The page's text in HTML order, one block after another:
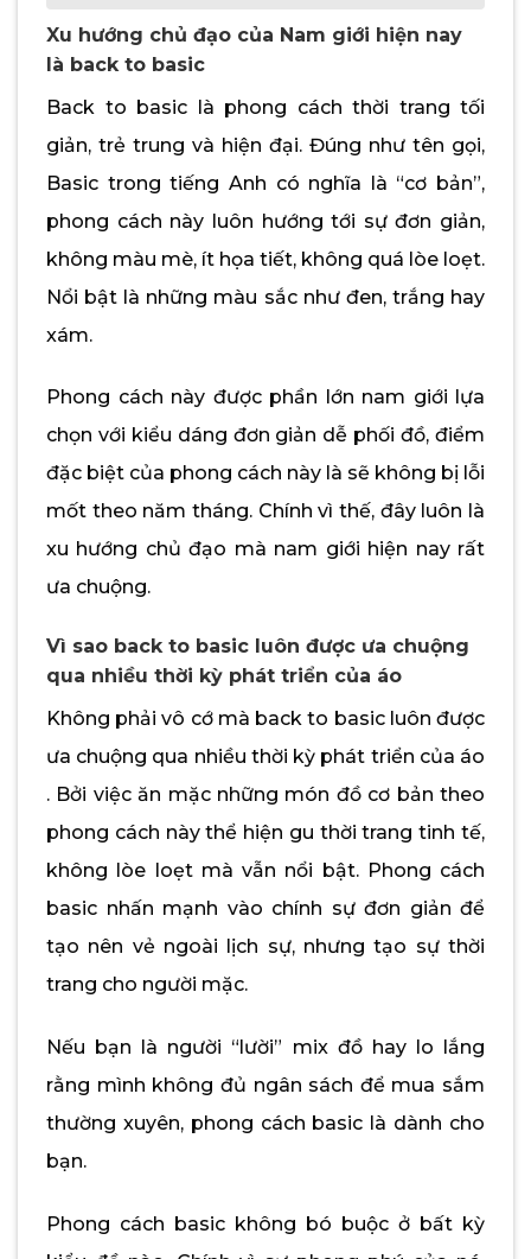
Xu hướng chủ đạo của Nam giới hiện nay
là back to basic
Back to basic là phong cách thời trang tối
giản, trẻ trung và hiện đại. Đúng như tên gọi,
Basic trong tiếng Anh có nghĩa là “cơ bản”,
phong cách này luôn hướng tới sự đơn giản,
không màu mè, ít họa tiết, không quá lòe loẹt.
Nổi bật là những màu sắc như đen, trắng hay
xám.
Phong cách này được phần lớn nam giới lựa
chọn với kiểu dáng đơn giản dễ phối đồ, điểm
đặc biệt của phong cách này là sẽ không bị lỗi
mốt theo năm tháng. Chính vì thế, đây luôn là
xu hướng chủ đạo mà nam giới hiện nay rất
ưa chuộng.
Vì sao back to basic luôn được ưa chuộng
qua nhiều thời kỳ phát triển của áo
Không phải vô cớ mà back to basic luôn được
ưa chuộng qua nhiều thời kỳ phát triển của áo
. Bởi việc ăn mặc những món đồ cơ bản theo
phong cách này thể hiện gu thời trang tinh tế,
không lòe loẹt mà vẫn nổi bật. Phong cách
basic nhấn mạnh vào chính sự đơn giản để
tạo nên vẻ ngoài lịch sự, nhưng tạo sự thời
trang cho người mặc.
Nếu bạn là người “lười” mix đồ hay lo lắng
rằng mình không đủ ngân sách để mua sắm
thường xuyên, phong cách basic là dành cho
bạn.
Phong cách basic không bó buộc ở bất kỳ